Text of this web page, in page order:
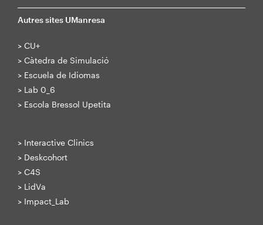
Autres sites UManresa
> CU+
> Càtedra de Simulació
> Escuela de Idiomas
> Lab 0_6
> Escola Bressol Upetita
> Interactive Clinics
> Deskcohort
> C4S
> LidVa
> Impact_Lab